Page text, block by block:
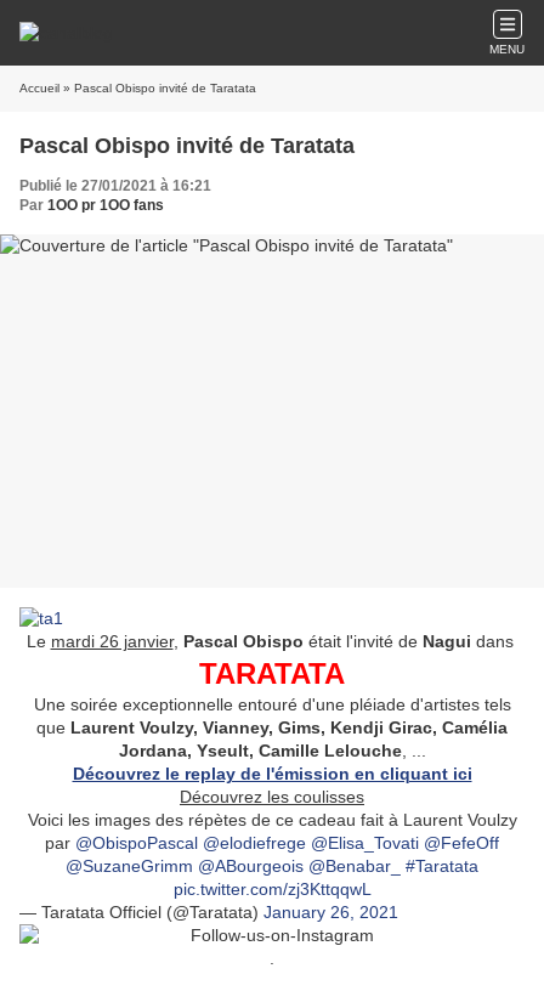
MENU
Accueil » Pascal Obispo invité de Taratata
Pascal Obispo invité de Taratata
Publié le 27/01/2021 à 16:21
Par 1OO pr 1OO fans
Le mardi 26 janvier, Pascal Obispo était l'invité de Nagui dans
TARATATA
Une soirée exceptionnelle entouré d'une pléiade d'artistes tels
que Laurent Voulzy, Vianney, Gims, Kendji Girac, Camélia
Jordana, Yseult, Camille Lelouche, ...
Découvrez le replay de l'émission en cliquant ici
Découvrez les coulisses
Voici les images des répètes de ce cadeau fait à Laurent Voulzy
par @ObispoPascal @elodiefrege @Elisa_Tovati @FefeOff
@SuzaneGrimm @ABourgeois @Benabar_
#Taratata
pic.twitter.com/zj3KttqqwL
— Taratata Officiel (@Taratata) January 26, 2021